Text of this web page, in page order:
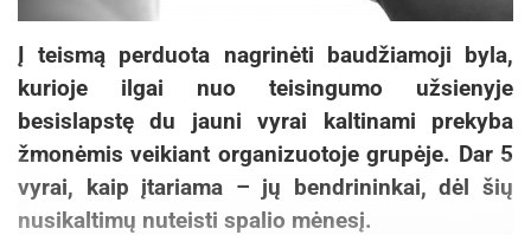
Į teismą perduota nagrinėti baudžiamoji byla,
kurioje ilgai nuo teisingumo užsienyje
besislapstę du jauni vyrai kaltinami prekyba
žmonėmis veikiant organizuotoje grupėje. Dar 5
vyrai, kaip įtariama – jų bendrininkai, dėl šių
nusikaltimų nuteisti spalio mėnesį.